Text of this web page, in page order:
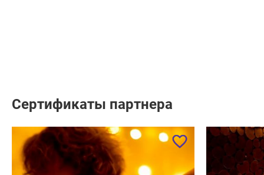
Сертификаты партнера